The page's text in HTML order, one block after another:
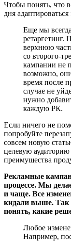
Чтобы понять, что
дня
Еще мы
ретаргетинг.
верхнюю
со второго-
кампании не
возможно,
время после
случае не
нужно
каждую РК.
Если ничего не
попробуйте
совсем новую
целевую аудиторию
преимущества
Рекламные
процессе. Мы
и чаще. Все
кидали выше. Так
понять, какие
Любое
Например,